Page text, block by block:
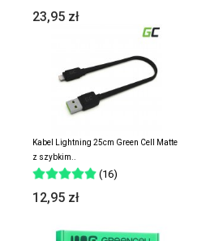
23,95 zł
Kabel Lightning 25cm Green Cell Matte
z szybkim..
(16)
12,95 zł